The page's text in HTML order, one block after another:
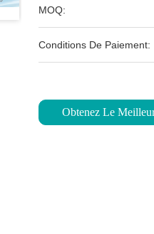
MOQ:
Conditions De Paiement:
Obtenez Le